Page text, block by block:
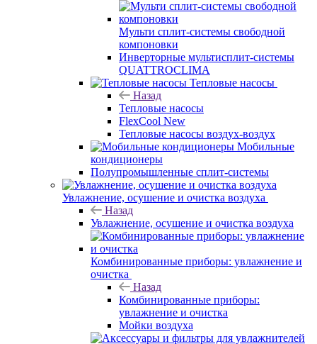
Мульти сплит-системы свободной
компоновки
Инверторные мультисплит-системы
QUATTROCLIMA
Тепловые насосы
Назад
Тепловые насосы
FlexCool New
Тепловые насосы воздух-воздух
Мобильные
кондиционеры
Полупромышленные сплит-системы
Увлажнение, осушение и очистка воздуха
Назад
Увлажнение, осушение и очистка воздуха
Комбинированные приборы: увлажнение и
очистка
Назад
Комбинированные приборы:
увлажнение и очистка
Мойки воздуха